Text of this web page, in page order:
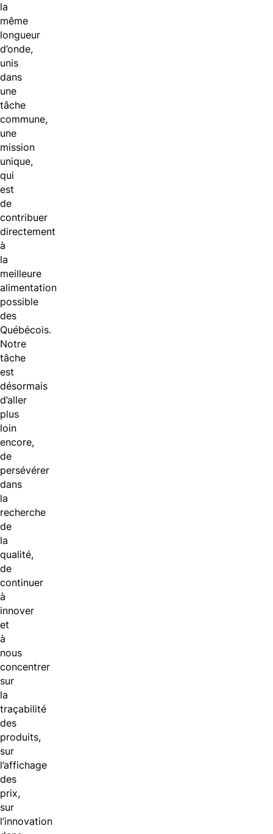
la
même
longueur
d’onde,
unis
dans
une
tâche
commune,
une
mission
unique,
qui
est
de
contribuer
directement
à
la
meilleure
alimentation
possible
des
Québécois.
Notre
tâche
est
désormais
d’aller
plus
loin
encore,
de
persévérer
dans
la
recherche
de
la
qualité,
de
continuer
à
innover
et
à
nous
concentrer
sur
la
traçabilité
des
produits,
sur
l’affichage
des
prix,
sur
l’innovation